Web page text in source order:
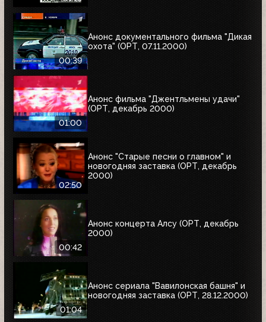
00:39
Анонс документального фильма "Дикая
охота" (ОРТ, 07.11.2000)
01:00
Анонс фильма "Джентльмены удачи"
(ОРТ, декабрь 2000)
02:50
Анонс "Старые песни о главном" и
новогодняя заставка (ОРТ, декабрь
2000)
00:42
Анонс концерта Алсу (ОРТ, декабрь
2000)
01:04
Анонс сериала "Вавилонская башня" и
новогодняя заставка (ОРТ, 28.12.2000)